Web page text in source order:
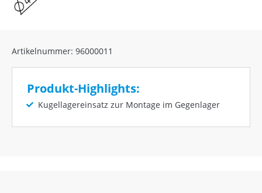
Artikelnummer: 96000011
Produkt-Highlights:
Kugellagereinsatz zur Montage im Gegenlager